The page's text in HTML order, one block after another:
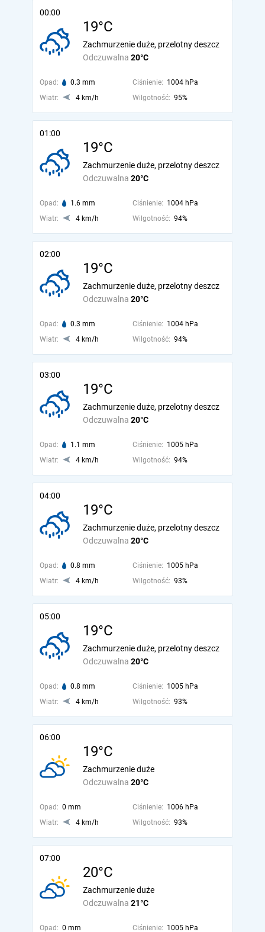
00:00
19°C
Odczuwalna 20°C
Zachmurzenie duże, przelotny deszcz
Opad: 0.3 mm Ciśnienie: 1004 hPa
Wiatr:
4 km/h Wilgotność: 95%
01:00
19°C
Odczuwalna 20°C
Zachmurzenie duże, przelotny deszcz
Opad: 1.6 mm Ciśnienie: 1004 hPa
Wiatr:
4 km/h Wilgotność: 94%
02:00
19°C
Odczuwalna 20°C
Zachmurzenie duże, przelotny deszcz
Opad: 0.3 mm Ciśnienie: 1004 hPa
Wiatr:
4 km/h Wilgotność: 94%
03:00
19°C
Odczuwalna 20°C
Zachmurzenie duże, przelotny deszcz
Opad: 1.1 mm Ciśnienie: 1005 hPa
Wiatr:
4 km/h Wilgotność: 94%
04:00
19°C
Odczuwalna 20°C
Zachmurzenie duże, przelotny deszcz
Opad: 0.8 mm Ciśnienie: 1005 hPa
Wiatr:
4 km/h Wilgotność: 93%
05:00
19°C
Odczuwalna 20°C
Zachmurzenie duże, przelotny deszcz
Opad: 0.8 mm Ciśnienie: 1005 hPa
Wiatr:
4 km/h Wilgotność: 93%
06:00
19°C
Odczuwalna 20°C
Zachmurzenie duże
Opad: 0 mm Ciśnienie: 1006 hPa
Wiatr:
4 km/h Wilgotność: 93%
07:00
20°C
Odczuwalna 21°C
Zachmurzenie duże
Opad: 0 mm Ciśnienie: 1005 hPa